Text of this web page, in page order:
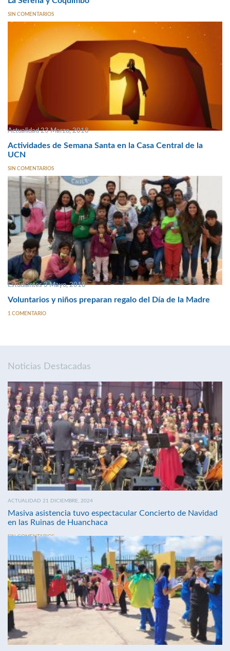
SIN COMENTARIOS
Actualidad 23 Marzo, 2018
Actividades de Semana Santa en la Casa Central de la
UCN
SIN COMENTARIOS
Estudiantes 3 Mayo, 2018
Voluntarios y niños preparan regalo del Día de la Madre
1 COMENTARIO
Noticias Destacadas
ACTUALIDAD 21 DICIEMBRE, 2024
Masiva asistencia tuvo espectacular Concierto de Navidad
en las Ruinas de Huanchaca
SIN COMENTARIOS